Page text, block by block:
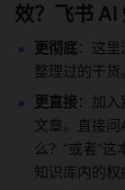
效？飞书 AI
更彻底：这
整理过的干货。
更直接：加
文章。直接
么？”或者“
知识库内的权